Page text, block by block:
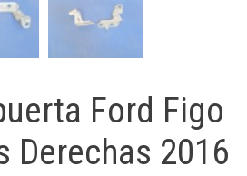
Ford Figo
Derechas 2016